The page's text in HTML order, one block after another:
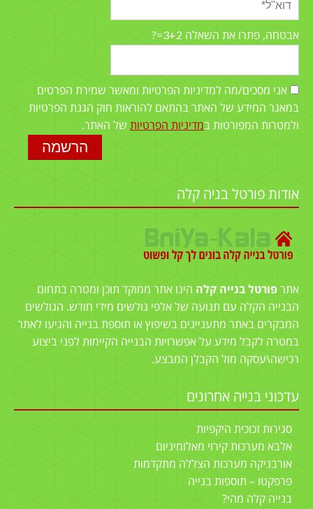
אבטחה, פתרו את השאלה 3+2=?
אני מסכים/מה למדיניות הפרטיות ומאשר שמירת הפרטים
במאגר המידע של האתר בהתאם להוראות חוק הגנת הפרטיות
ולמטרות המפורטות במדיניות הפרטיות של האתר.
אודות פורטל בניה קלה
אתר פורטל בנייה קלה הינו אתר ממוקד תוכן ומטרה בתחום
הבנייה הקלה עם תנועה של אלפי גולשים מידי חודש. הגולשים
המבקרים באתר מתעניינים בשיפוץ או תוספת בנייה והגיעו לאתר
במטרה לקבל מידע על אפשרויות הבנייה הקיימות לפני ביצוע
רכישה\עסקה מול הקבלן המבצע.
עדכוני בנייה אחרונים
סגירות זכוכית היקפיות
אלבא מערכות קירוי מאלומיניום
אורבניקה מערכות הצללה מתקדמות
פרפקטו – תוספות בנייה
בנייה קלה מהי?